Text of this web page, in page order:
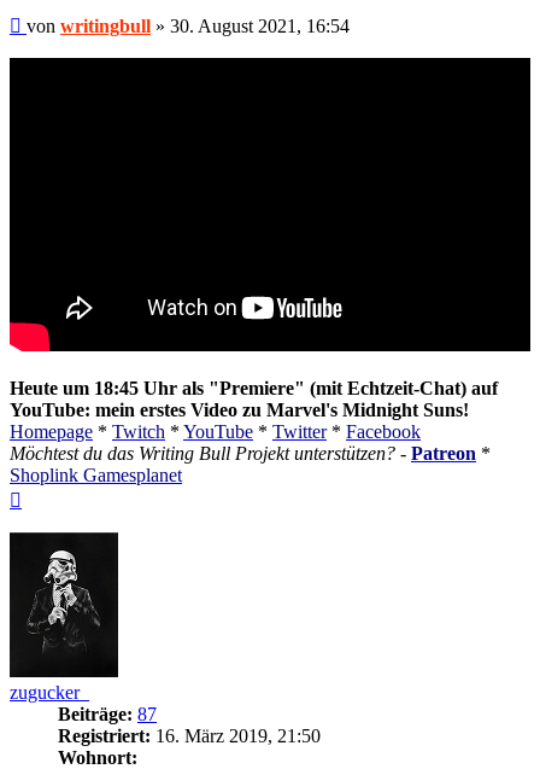
Beitrag
von writingbull » 30. August 2021, 16:54
Heute um 18:45 Uhr als "Premiere" (mit Echtzeit-Chat) auf
YouTube: mein erstes Video zu Marvel's Midnight Suns!
Homepage * Twitch * YouTube * Twitter* Facebook
Möchtest du das Writing Bull Projekt unterstützen? - Patreon *
Shoplink Gamesplanet
zugucker_
Beiträge: 87
Registriert: 16. März 2019, 21:50
Wohnort: